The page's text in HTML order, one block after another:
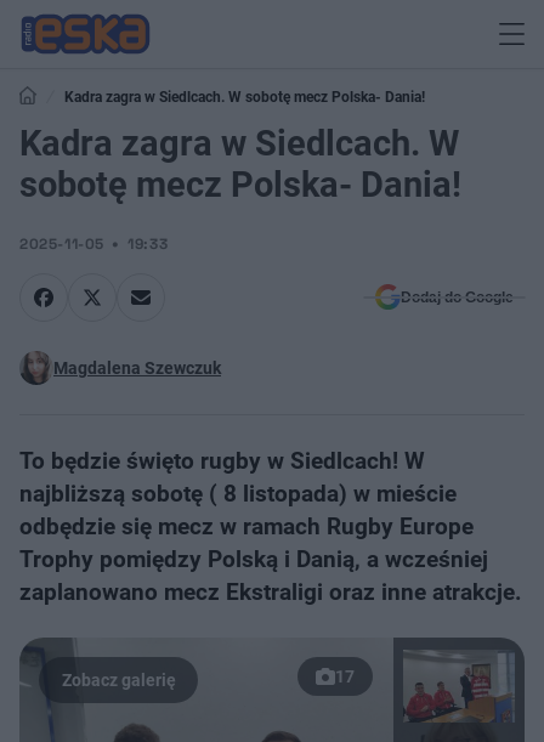
Kadra zagra w Siedlcach. W sobotę mecz Polska- Dania!
Kadra zagra w Siedlcach. W
sobotę mecz Polska- Dania!
2025-11-05 19:33
Dodaj do Google
Magdalena Szewczuk
To będzie święto rugby w Siedlcach! W
najbliższą sobotę ( 8 listopada) w mieście
odbędzie się mecz w ramach Rugby Europe
Trophy pomiędzy Polską i Danią, a wcześniej
zaplanowano mecz Ekstraligi oraz inne atrakcje.
17